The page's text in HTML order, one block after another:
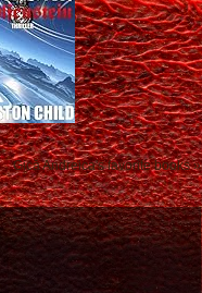
Gică Andreica's favorite books »